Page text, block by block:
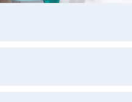
выполнения